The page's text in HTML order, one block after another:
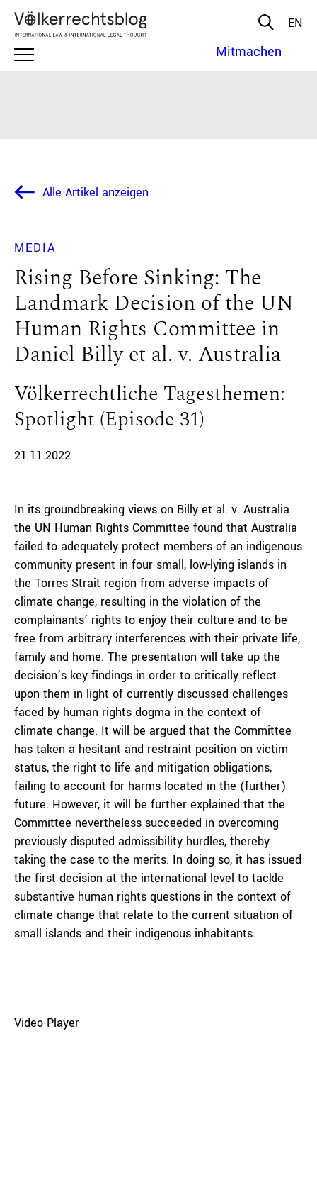
EN
Mitmachen
Alle Artikel anzeigen
MEDIA
Rising Before Sinking: The
Landmark Decision of the UN
Human Rights Committee in
Daniel Billy et al. v. Australia
Völkerrechtliche Tagesthemen:
Spotlight (Episode 31)
21.11.2022
In its groundbreaking views on Billy et al. v. Australia
the UN Human Rights Committee found that Australia
failed to adequately protect members of an indigenous
community present in four small, low-lying islands in
the Torres Strait region from adverse impacts of
climate change, resulting in the violation of the
complainants’ rights to enjoy their culture and to be
free from arbitrary interferences with their private life,
family and home. The presentation will take up the
decision’s key findings in order to critically reflect
upon them in light of currently discussed challenges
faced by human rights dogma in the context of
climate change. It will be argued that the Committee
has taken a hesitant and restraint position on victim
status, the right to life and mitigation obligations,
failing to account for harms located in the (further)
future. However, it will be further explained that the
Committee nevertheless succeeded in overcoming
previously disputed admissibility hurdles, thereby
taking the case to the merits. In doing so, it has issued
the first decision at the international level to tackle
substantive human rights questions in the context of
climate change that relate to the current situation of
small islands and their indigenous inhabitants.
Video Player